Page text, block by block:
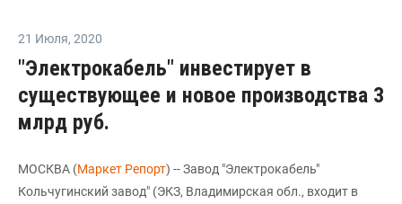
21 Июля, 2020
"Электрокабель" инвестирует в
существующее и новое производства 3
млрд руб.
МОСКВА (Маркет Репорт) -- Завод "Электрокабель"
Кольчугинский завод" (ЭКЗ, Владимирская обл., входит в